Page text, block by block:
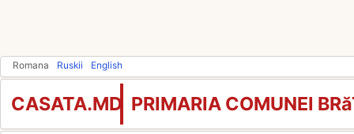
Romana Ruskii English
CASATA.MD PRIMARIA COMUNEI